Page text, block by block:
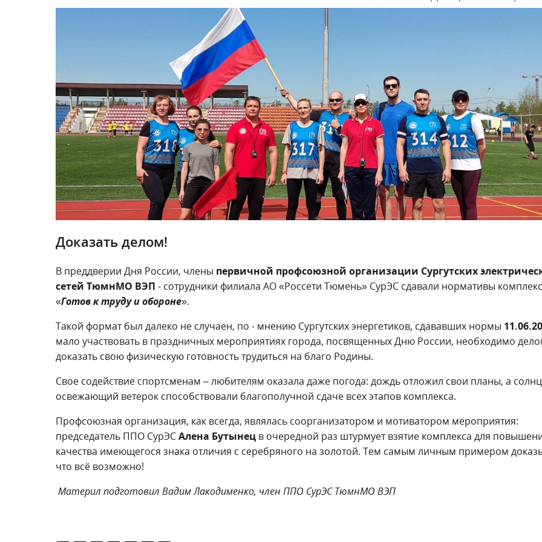
Доказать делом!
В преддверии Дня России, члены первичной профсоюзной организации Сургутских
сетей ТюмнМО ВЭП - сотрудники филиала АО «Россети Тюмень» СурЭС сдавали нормативы
«Готов к труду и обороне».
Такой формат был далеко не случаен, по - мнению Сургутских энергетиков, сдававших нормы
мало участвовать в праздничных мероприятиях города, посвященных Дню России, необходимо
доказать свою физическую готовность трудиться на благо Родины.
Свое содействие спортсменам – любителям оказала даже погода: дождь отложил свои планы, а
освежающий ветерок способствовали благополучной сдаче всех этапов комплекса.
Профсоюзная организация, как всегда, являлась соорганизатором и мотиватором мероприятия:
председатель ППО СурЭСАлена Бутынец в очередной раз штурмует взятие комплекса для
качества имеющегося знака отличия с серебряного на золотой. Тем самым личным примером
что всё возможно!
Материл подготовил Вадим Лакодименко, член ППО СурЭС ТюмнМО ВЭП